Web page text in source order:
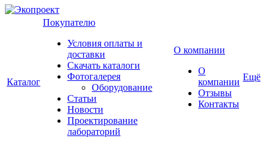
Каталог
Покупателю
Условия оплаты и
доставки
Скачать каталоги
Фотогалерея
Оборудование
Статьи
Новости
Проектирование
лабораторий
О компании
О
компании
Отзывы
Контакты
Ещё